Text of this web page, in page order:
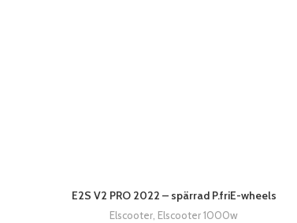
E2S V2 PRO 2022 – spärrad P.friE-wheels
Elscooter Elscooter 1000w